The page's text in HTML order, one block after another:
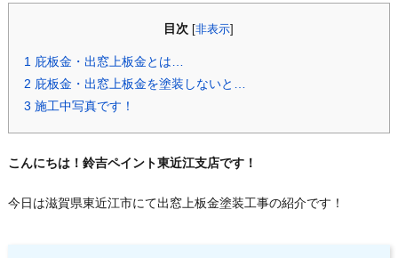
目次 [非表示
1 庇板金・出窓上板金とは…
2 庇板金・出窓上板金を塗装しないと…
3 施工中写真です！
こんにちは！鈴吉ペイント東近江支店です！
今日は滋賀県東近江市にて出窓上板金塗装工事の紹介です！